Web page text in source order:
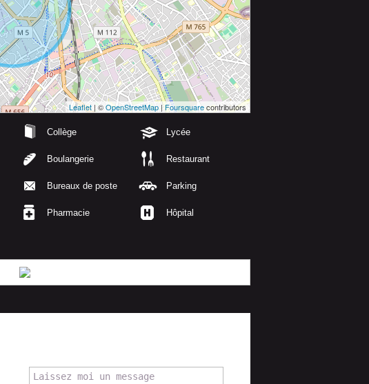
Leaflet | ©OpenStreetMap|Foursquarecontributors
Collège Lycée
Boulangerie Restaurant
Bureaux de poste Parking
Pharmacie Hôpital